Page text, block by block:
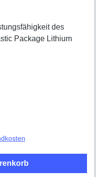
des
Package Lithium